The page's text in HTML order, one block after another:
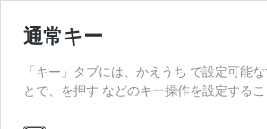
通常キー
「キー」タブには、かえうち で設定可能
とで、を押す などのキー操作を設定する